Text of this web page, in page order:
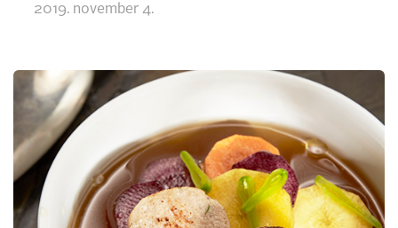
2019. november 4.